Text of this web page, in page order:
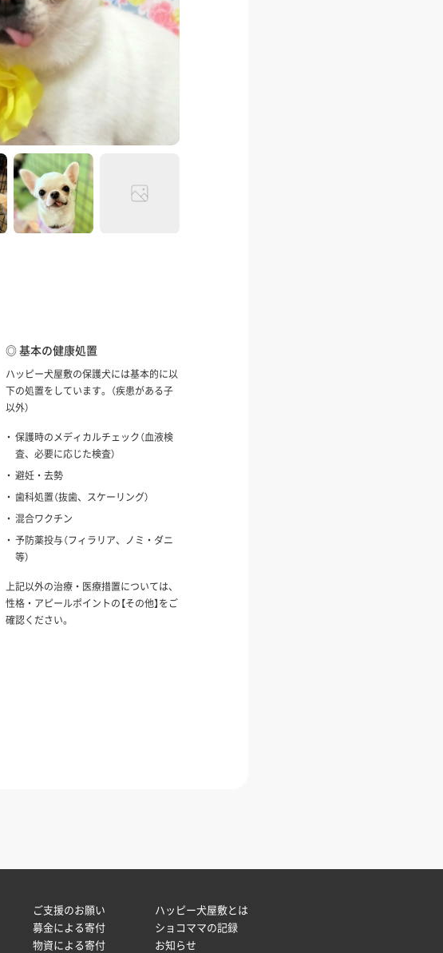
◎ 基本の健康処置
ハッピー犬屋敷の保護犬には基本的に以
下の処置をしています。（疾患がある子
以外）
保護時のメディカルチェック（血液検
査、必要に応じた検査）
避妊・去勢
歯科処置（抜歯、スケーリング）
混合ワクチン
予防薬投与（フィラリア、ノミ・ダニ
等）
上記以外の治療・医療措置については、
性格・アピールポイントの【その他】をご
確認ください。
ご支援のお願い
募金による寄付
物資による寄付
ハッピー犬屋敷とは
ショコママの記録
お知らせ